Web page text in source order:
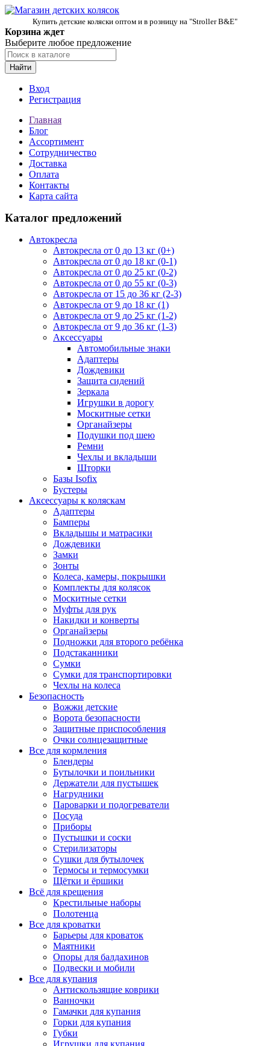
Купить детские коляски оптом и в розницу на "Stroller B&E"
Корзина ждет
Выберите любое предложение
Найти
Вход
Регистрация
Главная
Блог
Ассортимент
Сотрудничество
Доставка
Оплата
Контакты
Карта сайта
Каталог предложений
Автокресла
Автокресла от 0 до 13 кг (0+)
Автокресла от 0 до 18 кг (0-1)
Автокресла от 0 до 25 кг (0-2)
Автокресла от 0 до 55 кг (0-3)
Автокресла от 15 до 36 кг (2-3)
Автокресла от 9 до 18 кг (1)
Автокресла от 9 до 25 кг (1-2)
Автокресла от 9 до 36 кг (1-3)
Аксессуары
Автомобильные знаки
Адаптеры
Дождевики
Защита сидений
Зеркала
Игрушки в дорогу
Москитные сетки
Органайзеры
Подушки под шею
Ремни
Чехлы и вкладыши
Шторки
Базы Isofix
Бустеры
Аксессуары к коляскам
Адаптеры
Бамперы
Вкладышы и матрасики
Дождевики
Замки
Зонты
Колеса, камеры, покрышки
Комплекты для колясок
Москитные сетки
Муфты для рук
Накидки и конверты
Органайзеры
Подножки для второго ребёнка
Подстаканники
Сумки
Сумки для транспортировки
Чехлы на колеса
Безопасность
Вожжи детские
Ворота безопасности
Защитные приспособления
Очки солнцезащитные
Все для кормления
Блендеры
Бутылочки и поильники
Держатели для пустышек
Нагрудники
Пароварки и подогреватели
Посуда
Приборы
Пустышки и соски
Стерилизаторы
Сушки для бутылочек
Термосы и термосумки
Щётки и ёршики
Всё для крещения
Крестильные наборы
Полотенца
Все для кроватки
Барьеры для кроваток
Маятники
Опоры для балдахинов
Подвески и мобили
Все для купания
Антискользящие коврики
Ванночки
Гамачки для купания
Горки для купания
Губки
Игрушки для купания